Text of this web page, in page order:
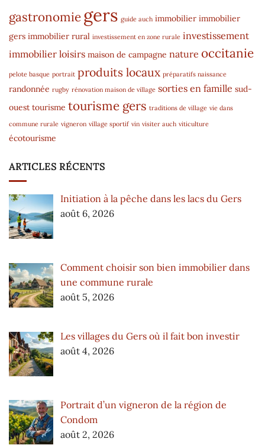
gastronomiegers guide auch immobilier immobilier
gers immobilier rural investissement en zone rurale investissement
immobilier loisirs maison de campagne nature occitanie
pelote basque portrait produits locaux préparatifs naissance
randonnée rugby rénovation maison de village sorties en famille sud-
ouest tourisme tourisme gers traditions de village vie dans
commune rurale vigneron village sportif vin visiter auch viticulture
écotourisme
ARTICLES RÉCENTS
Initiation à la pêche dans les lacs du Gers
août 6, 2026
Comment choisir son bien immobilier dans
une commune rurale
août 5, 2026
Les villages du Gers où il fait bon investir
août 4, 2026
Portrait d’un vigneron de la région de
Condom
août 2, 2026